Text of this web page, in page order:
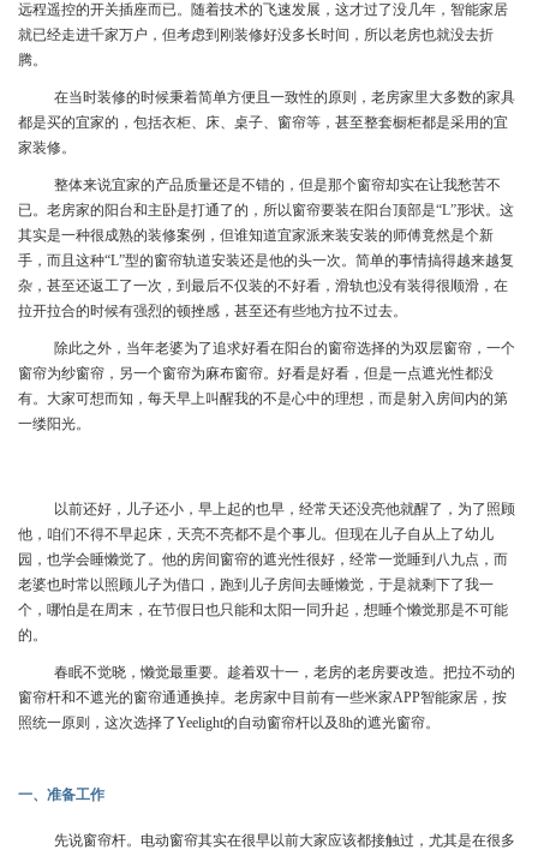
远程遥控的开关插座而已。随着技术的飞速发展，这才过了没几年，智能家居
就已经走进千家万户，但考虑到刚装修好没多长时间，所以老房也就没去折
腾。
在当时装修的时候秉着简单方便且一致性的原则，老房家里大多数的家具
都是买的宜家的，包括衣柜、床、桌子、窗帘等，甚至整套橱柜都是采用的宜
家装修。
整体来说宜家的产品质量还是不错的，但是那个窗帘却实在让我愁苦不
已。老房家的阳台和主卧是打通了的，所以窗帘要装在阳台顶部是“L”形状。这
其实是一种很成熟的装修案例，但谁知道宜家派来装安装的师傅竟然是个新
手，而且这种“L”型的窗帘轨道安装还是他的头一次。简单的事情搞得越来越复
杂，甚至还返工了一次，到最后不仅装的不好看，滑轨也没有装得很顺滑，在
拉开拉合的时候有强烈的顿挫感，甚至还有些地方拉不过去。
除此之外，当年老婆为了追求好看在阳台的窗帘选择的为双层窗帘，一个
窗帘为纱窗帘，另一个窗帘为麻布窗帘。好看是好看，但是一点遮光性都没
有。大家可想而知，每天早上叫醒我的不是心中的理想，而是射入房间内的第
一缕阳光。
以前还好，儿子还小，早上起的也早，经常天还没亮他就醒了，为了照顾
他，咱们不得不早起床，天亮不亮都不是个事儿。但现在儿子自从上了幼儿
园，也学会睡懒觉了。他的房间窗帘的遮光性很好，经常一觉睡到八九点，而
老婆也时常以照顾儿子为借口，跑到儿子房间去睡懒觉，于是就剩下了我一
个，哪怕是在周末，在节假日也只能和太阳一同升起，想睡个懒觉那是不可能
的。
春眠不觉晓，懒觉最重要。趁着双十一，老房的老房要改造。把拉不动的
窗帘杆和不遮光的窗帘通通换掉。老房家中目前有一些米家APP智能家居，按
照统一原则，这次选择了Yeelight的自动窗帘杆以及8h的遮光窗帘。
一、准备工作
先说窗帘杆。电动窗帘其实在很早以前大家应该都接触过，尤其是在很多